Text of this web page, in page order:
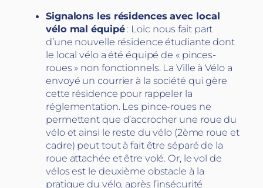
Signalons les résidences avec local
vélo mal équipé: Loïc nous fait part
d’une nouvelle résidence étudiante dont
le local vélo a été équipé de « pinces-
roues » non fonctionnels. La Ville à Vélo a
envoyé un courrier à la société qui gère
cette résidence pour rappeler la
réglementation. Les pince-roues ne
permettent que d’accrocher une roue du
vélo et ainsi le reste du vélo (2ème roue et
cadre) peut tout à fait être séparé de la
roue attachée et être volé. Or, le vol de
vélos est le deuxième obstacle à la
pratique du vélo, après l’insécurité